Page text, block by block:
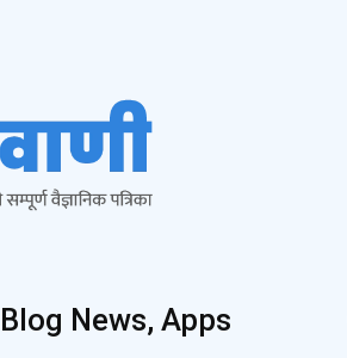
Blog News, Apps